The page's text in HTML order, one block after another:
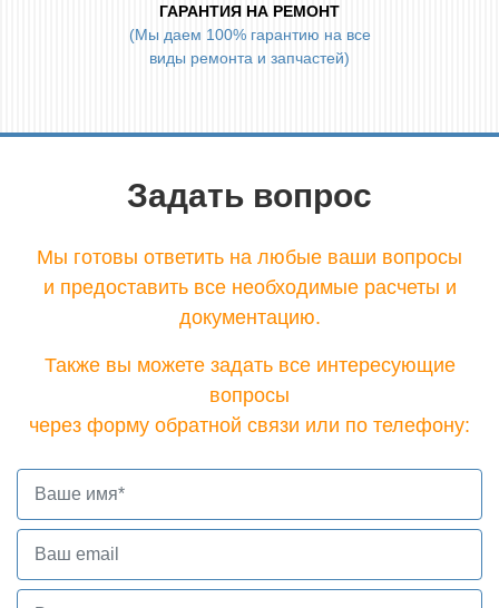
ГАРАНТИЯ НА РЕМОНТ
(Мы даем 100% гарантию на все
виды ремонта и запчастей)
Задать вопрос
Мы готовы ответить на любые ваши вопросы
и предоставить все необходимые расчеты и
документацию.
Также вы можете задать все интересующие
вопросы
через форму обратной связи или по телефону: